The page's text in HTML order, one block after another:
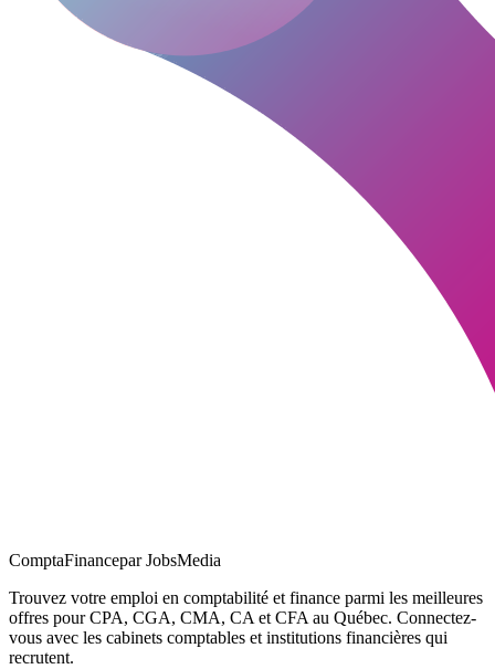
ComptaFinancepar JobsMedia
Trouvez votre emploi en comptabilité et finance parmi les meilleures
offres pour CPA, CGA, CMA, CA et CFA au Québec. Connectez-
vous avec les cabinets comptables et institutions financières qui
recrutent.